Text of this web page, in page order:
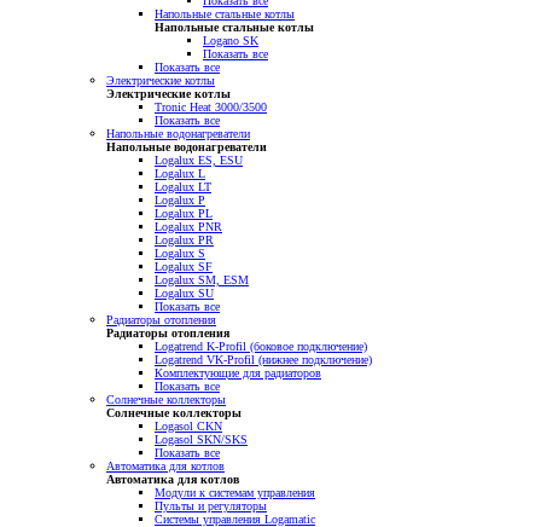
Напольные стальные котлы
Напольные стальные котлы
Logano SK
Показать все
Показать все
Электрические котлы
Электрические котлы
Tronic Heat 3000/3500
Показать все
Напольные водонагреватели
Напольные водонагреватели
Logalux ES, ESU
Logalux L
Logalux LT
Logalux P
Logalux PL
Logalux PNR
Logalux PR
Logalux S
Logalux SF
Logalux SM, ESM
Logalux SU
Показать все
Радиаторы отопления
Радиаторы отопления
Logatrend K-Profil (боковое подключение)
Logatrend VK-Profil (нижнее подключение)
Комплектующие для радиаторов
Показать все
Солнечные коллекторы
Солнечные коллекторы
Logasol CKN
Logasol SKN/SKS
Показать все
Автоматика для котлов
Автоматика для котлов
Модули к системам управления
Пульты и регуляторы
Системы управления Logamatic